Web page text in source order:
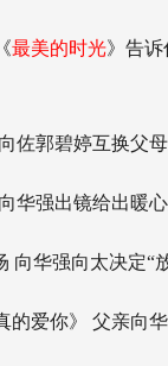
最美的时光》告诉
佐郭碧婷互换父母
华强出镜给出暖
向华强向太决定
的爱你》 父亲向